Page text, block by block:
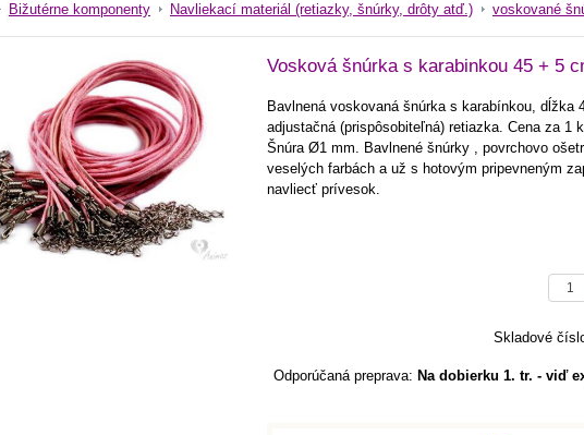
Bižutérne komponenty Navliekací materiál (retiazky, šnúrky, drôty atď.) voskované
Vosková šnúrka s karabinkou 45 + 5
Bavlnená voskovaná šnúrka s karabínkou, dĺžka
adjustačná (prispôsobiteľná) retiazka. Cena za 1
Šnúra Ø1 mm. Bavlnené šnúrky , povrchovo
veselých farbách a už s hotovým pripevneným
navliecť prívesok.
Skladové
Na dobierku 1. tr. - viď